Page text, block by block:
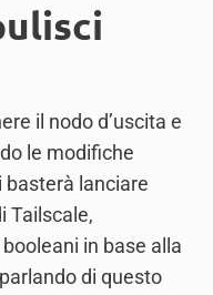
il nodo d’uscita e
le modifiche
lanciare
Tailscale,
in base alla
di questo